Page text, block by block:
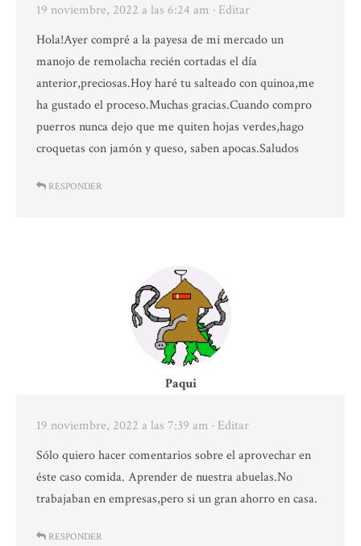
19 noviembre, 2022 a las 6:24 am · Editar
Hola!Ayer compré a la payesa de mi mercado un
manojo de remolacha recién cortadas el día
anterior,preciosas.Hoy haré tu salteado con quinoa,me
ha gustado el proceso.Muchas gracias.Cuando compro
puerros nunca dejo que me quiten hojas verdes,hago
croquetas con jamón y queso, saben apocas.Saludos
RESPONDER
Paqui
19 noviembre, 2022 a las 7:39 am · Editar
Sólo quiero hacer comentarios sobre el aprovechar en
éste caso comida. Aprender de nuestra abuelas.No
trabajaban en empresas,pero si un gran ahorro en casa.
RESPONDER